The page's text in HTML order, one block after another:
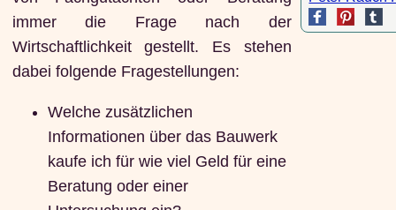
immer die Frage nach der
Wirtschaftlichkeit gestellt. Es stehen
dabei folgende Fragestellungen:
Welche zusätzlichen
Informationen über das Bauwerk
kaufe ich für wie viel Geld für eine
Beratung oder einer